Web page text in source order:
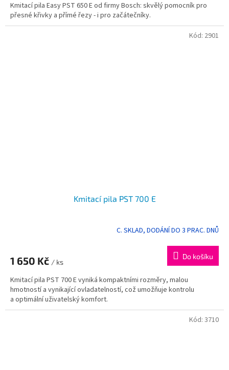
z
5
hvězdiček.
Kmitací pila Easy PST 650 E od firmy Bosch: skvělý pomocník pro
přesné křivky a přímé řezy - i pro začátečníky.
Kmitací pila PST 700 E
je
z
5
hvězdiček.
C. SKLAD, DODÁNÍ DO 3 PRAC. DNŮ
1 650 Kč / ks
Do košíku
Kmitací pila PST 700 E vyniká kompaktními rozměry, malou
hmotností a vynikající ovladatelností, což umožňuje kontrolu
a optimální uživatelský komfort.
Kód: 2901
Kód: 3710